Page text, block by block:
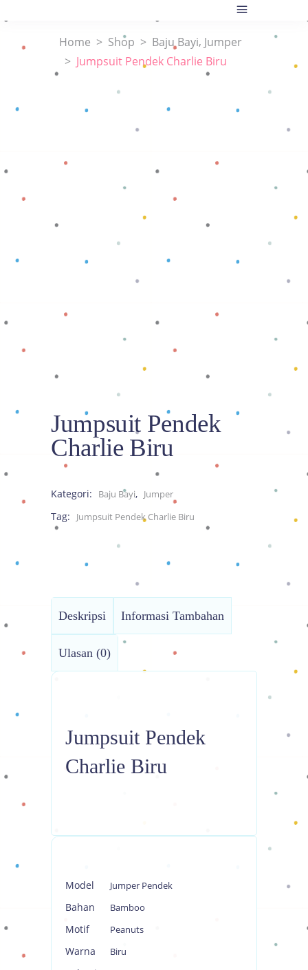
Home > Shop > Baju Bayi, Jumper
> Jumpsuit Pendek Charlie Biru
Jumpsuit Pendek
Charlie Biru
Kategori: Baju Bayi, Jumper
Tag: Jumpsuit Pendek Charlie Biru
Deskripsi Informasi Tambahan
Ulasan (0)
Jumpsuit Pendek
Charlie Biru
Model Jumper Pendek
Bahan Bamboo
Motif Peanuts
Warna Biru